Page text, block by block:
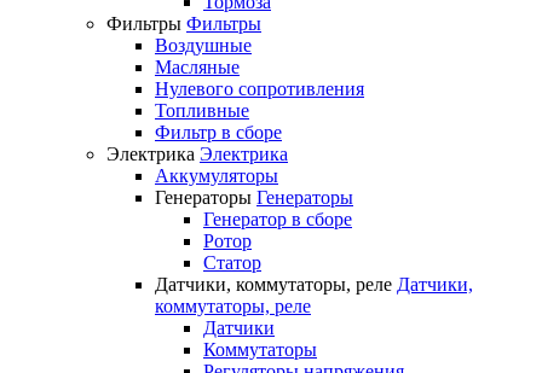
Фильтры Фильтры
Воздушные
Масляные
Нулевого сопротивления
Топливные
Фильтр в сборе
Электрика Электрика
Аккумуляторы
Генераторы Генераторы
Генератор в сборе
Ротор
Статор
Датчики, коммутаторы, реле Датчики,
коммутаторы, реле
Датчики
Коммутаторы